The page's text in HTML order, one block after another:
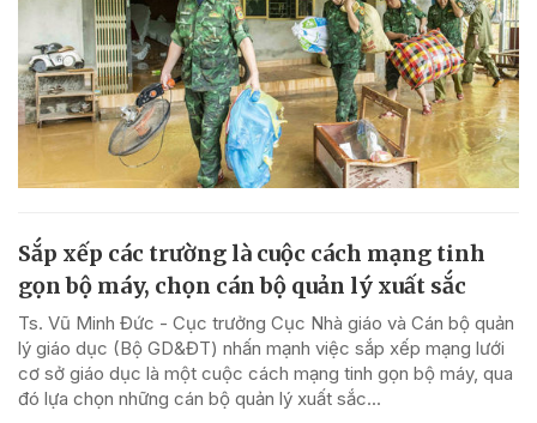
Sắp xếp các trường là cuộc cách mạng tinh
gọn bộ máy, chọn cán bộ quản lý xuất sắc
Ts. Vũ Minh Đức - Cục trưởng Cục Nhà giáo và Cán bộ quản
lý giáo dục (Bộ GD&ĐT) nhấn mạnh việc sắp xếp mạng lưới
cơ sở giáo dục là một cuộc cách mạng tinh gọn bộ máy, qua
đó lựa chọn những cán bộ quản lý xuất sắc...